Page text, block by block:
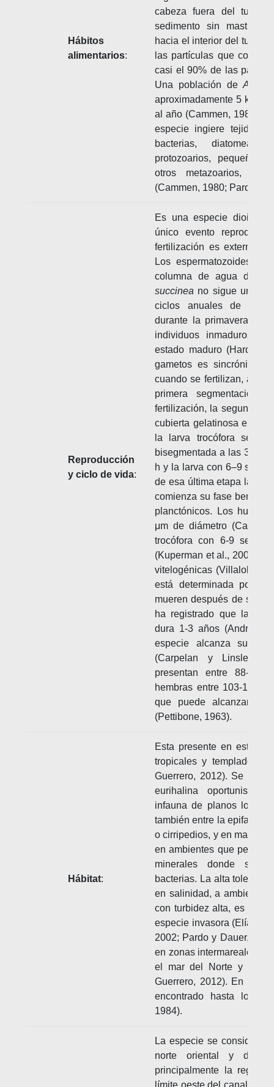
Hábitos
alimentarios:
cabeza fuera del tubo,
sedimento sin
hacia el interior del tubo
las partículas que
casi el 90% de las
Una población deA.
aproximadamente 5 kg de
al año (Cammen, 1980).
especie ingiere tejido de
bacterias,
protozoarios, pequeños
otros metazoarios, e
(Cammen, 1980; Pardo y
Reproducción
y ciclo de vida:
Es una especie dioica
único evento
fertilización es externa, y
Los espermatozoides
columna de agua
succinea no sigue un
ciclos anuales de
durante la primavera
individuos inmaduros
estado maduro
gametos es sincrónica
cuando se fertilizan,
primera
fertilización, la segunda a
cubierta gelatinosa e
la larva trocófora se
bisegmentada a las 36 h,
h y la larva con 6–9
de esa última etapa la
comienza su fase
planctónicos. Los
μm de diámetro
trocófora con 6-9
(Kuperman et al., 2002).
vitelogénicas (Villalobos-
está determinada por
mueren después de su
ha registrado que la
dura 1-3 años (Andries,
especie alcanza su
(Carpelan y Linsley,
presentan entre 88-98
hembras entre 103-125
que puede alcanzar
(Pettibone, 1963).
Hábitat:
Esta presente en
tropicales y templados,
Guerrero, 2012). Se le
eurihalina oportunista,
infauna de planos
también entre la epifauna
o cirripedios, y en masas
en ambientes que
minerales donde se
bacterias. La alta
en salinidad, a ambientes
con turbidez alta, es un
especie invasora (Elías et
2002; Pardo y Dauer,
en zonas intermareales y
el mar del Norte y el
Guerrero, 2012). En el
encontrado hasta los
1984).
La especie se considera
norte oriental y del
principalmente la región
límite oeste del canal de